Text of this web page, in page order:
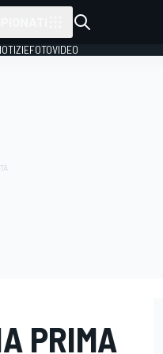
FOTOVIDEO
PRIMA